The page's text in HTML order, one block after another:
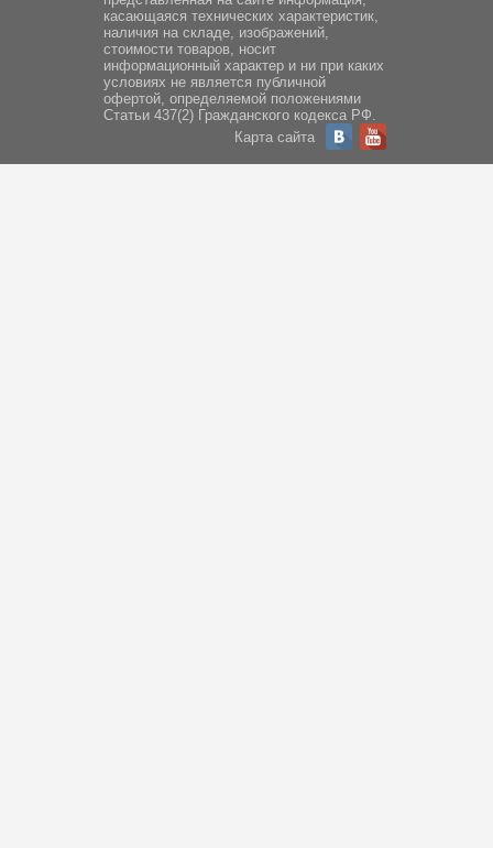
касающаяся технических характеристик,
наличия на складе, изображений,
стоимости товаров, носит
информационный характер и ни при каких
условиях не является публичной
офертой, определяемой положениями
Статьи 437(2) Гражданского кодекса РФ.
Карта сайта